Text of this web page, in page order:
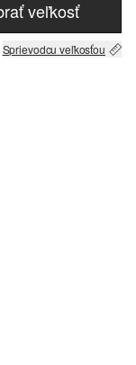
veľkosť
Sprievodcu veľkosťou